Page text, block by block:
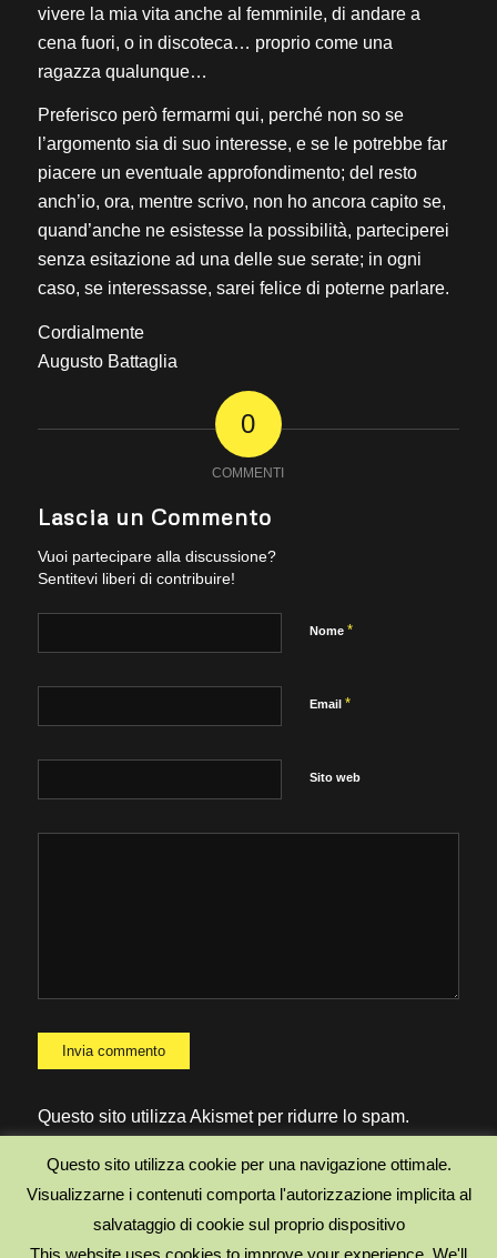
vivere la mia vita anche al femminile, di andare a
cena fuori, o in discoteca… proprio come una
ragazza qualunque…
Preferisco però fermarmi qui, perché non so se
l’argomento sia di suo interesse, e se le potrebbe far
piacere un eventuale approfondimento; del resto
anch’io, ora, mentre scrivo, non ho ancora capito se,
quand’anche ne esistesse la possibilità, parteciperei
senza esitazione ad una delle sue serate; in ogni
caso, se interessasse, sarei felice di poterne parlare.
Cordialmente
Augusto Battaglia
0
COMMENTI
Lascia un Commento
Vuoi partecipare alla discussione?
Sentitevi liberi di contribuire!
Nome *
Email *
Sito web
Questo sito utilizza Akismet per ridurre lo spam.
commenti.
Questo sito utilizza cookie per una navigazione ottimale.
Visualizzarne i contenuti comporta l'autorizzazione implicita al
salvataggio di cookie sul proprio dispositivo
This website uses cookies to improve your experience. We'll